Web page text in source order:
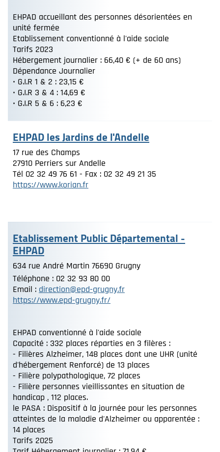
EHPAD accueillant des personnes désorientées en
unité fermée
Etablissement conventionné à l'aide sociale
Tarifs 2023
Hébergement journalier : 66,40 € (+ de 60 ans)
Dépendance Journalier
• G.I.R 1 & 2 : 23,15 €
• G.I.R 3 & 4 : 14,69 €
• G.I.R 5 & 6 : 6,23 €
EHPAD les Jardins de l'Andelle
17 rue des Champs
27910 Perriers sur Andelle
Tél 02 32 49 76 61 - Fax : 02 32 49 21 35
https://www.korian.fr
Etablissement Public Départemental -
EHPAD
634 rue André Martin 76690 Grugny
Téléphone : 02 32 93 80 00
Email : direction@epd-grugny.fr
https://www.epd-grugny.fr/
EHPAD conventionné à l'aide sociale
Capacité : 332 places réparties en 3 filères :
- Filières Alzheimer, 148 places dont une UHR (unité
d'hébergement Renforcé) de 13 places
- Filière polypathologique, 72 places
- Filière personnes vieillissantes en situation de
handicap , 112 places.
le PASA : Dispositif à la journée pour les personnes
atteintes de la maladie d'Alzheimer ou apparentée :
14 places
Tarifs 2025